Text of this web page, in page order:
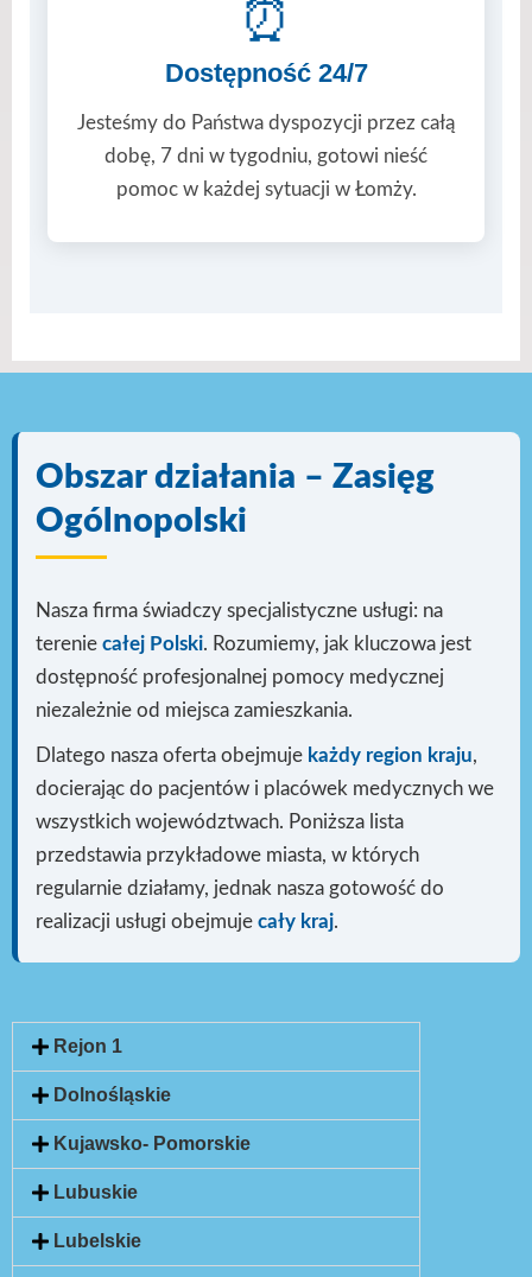
⏰
Dostępność 24/7
Jesteśmy do Państwa dyspozycji przez całą
dobę, 7 dni w tygodniu, gotowi nieść
pomoc w każdej sytuacji w Łomży.
Obszar działania – Zasięg
Ogólnopolski
Nasza firma świadczy specjalistyczne usługi: na
terenie całej Polski. Rozumiemy, jak kluczowa jest
dostępność profesjonalnej pomocy medycznej
niezależnie od miejsca zamieszkania.
Dlatego nasza oferta obejmuje każdy region kraju,
docierając do pacjentów i placówek medycznych we
wszystkich województwach. Poniższa lista
przedstawia przykładowe miasta, w których
regularnie działamy, jednak nasza gotowość do
realizacji usługi obejmuje cały kraj.
Rejon 1
Dolnośląskie
Kujawsko- Pomorskie
Lubuskie
Lubelskie